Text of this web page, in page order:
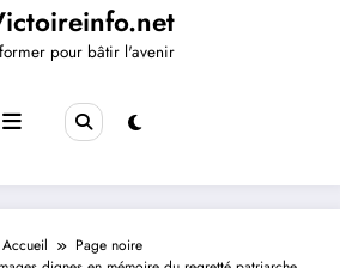
pour bâtir l'avenir
Accueil
Page noire